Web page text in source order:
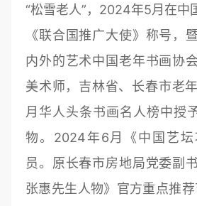
“松雪老人”，2024年5月在中
《联合国推广大使》称号，
内外的艺术中国老年书画协
美术师，吉林省、长春市老
月华人头条书画名人榜中授
物。2024年6月《中国艺坛
员。原长春市房地局党委副
张惠先生人物》官方重点推